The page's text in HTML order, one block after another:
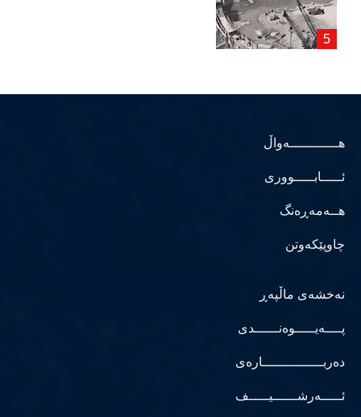
هــــــــــــەواڵ
ئـــــابـــــووری
هــەمەڕەنگ
چاوپێکەوتن
نەخشەی ماڵپەڕ
پــــەیـــــوەنــــــدی
دەربـــــــــــــــارەی
ئـــــەرشــــــیـــــف